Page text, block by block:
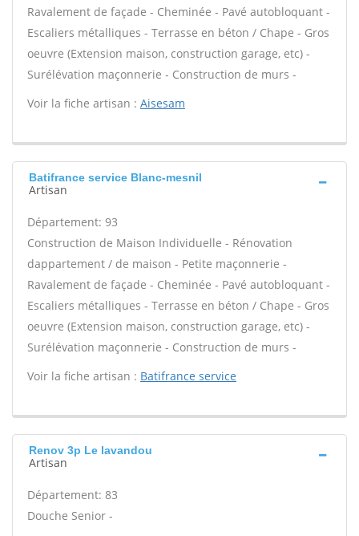
Ravalement de façade - Cheminée - Pavé autobloquant -
Escaliers métalliques - Terrasse en béton / Chape - Gros
oeuvre (Extension maison, construction garage, etc) -
Surélévation maçonnerie - Construction de murs -
Voir la fiche artisan : Aisesam
Batifrance service Blanc-mesnil
Artisan
Département: 93
Construction de Maison Individuelle - Rénovation
dappartement / de maison - Petite maçonnerie -
Ravalement de façade - Cheminée - Pavé autobloquant -
Escaliers métalliques - Terrasse en béton / Chape - Gros
oeuvre (Extension maison, construction garage, etc) -
Surélévation maçonnerie - Construction de murs -
Voir la fiche artisan : Batifrance service
Renov 3p Le lavandou
Artisan
Département: 83
Douche Senior -